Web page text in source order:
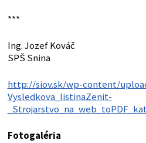
***
Ing. Jozef Kováč
SPŠ Snina
http://siov.sk/wp-content/
Vysledkova_listinaZenit-
Fotogaléria